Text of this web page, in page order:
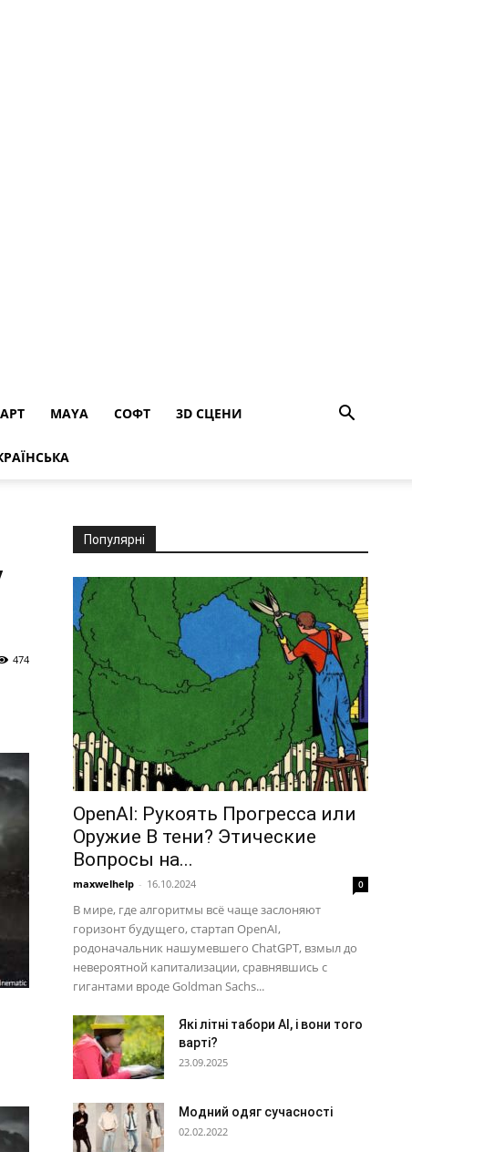
MAYA СОФТ 3D СЦЕНИ
474
Популярні
OpenAI: Рукоять Прогресса или
Оружие В тени? Этические
Вопросы на...
maxwelhelp - 16.10.2024 0
В мире, где алгоритмы всё чаще заслоняют
горизонт будущего, стартап OpenAI,
родоначальник нашумевшего ChatGPT, взмыл до
невероятной капитализации, сравнявшись с
гигантами вроде Goldman Sachs...
Які літні табори AI, і вони того
варті?
23.09.2025
Модний одяг сучасності
02.02.2022